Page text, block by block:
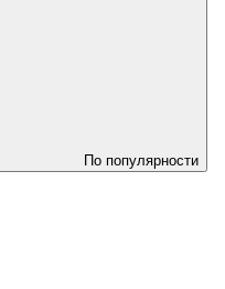
По популярности